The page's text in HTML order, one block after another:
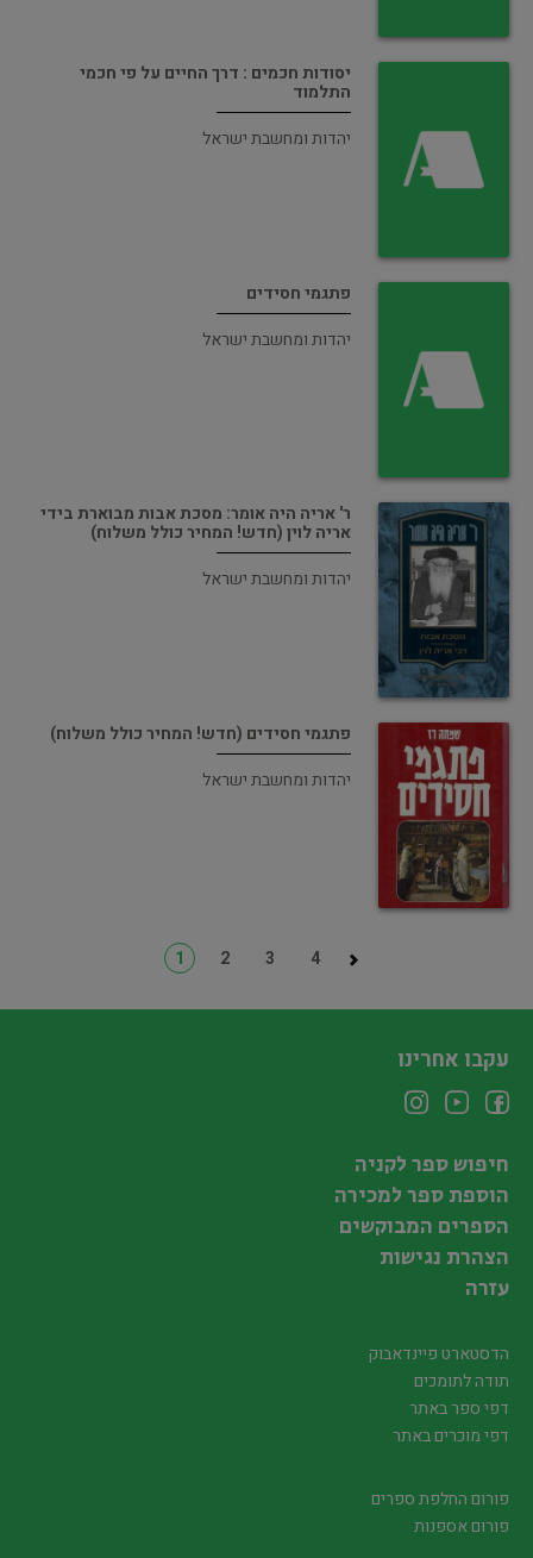
יסודות חכמים : דרך החיים על פי חכמי
התלמוד
יהדות ומחשבת ישראל
פתגמי חסידים
יהדות ומחשבת ישראל
ר' אריה היה אומר: מסכת אבות מבוארת בידי
אריה לוין (חדש! המחיר כולל משלוח)
יהדות ומחשבת ישראל
פתגמי חסידים (חדש! המחיר כולל משלוח)
יהדות ומחשבת ישראל
1 2 3 4
עקבו אחרינו
חיפוש ספר לקניה
הוספת ספר למכירה
הספרים המבוקשים
הצהרת נגישות
עזרה
הדסטארט פיינדאבוק
תודה לתומכים
דפי ספר באתר
דפי מוכרים באתר
פורום החלפת ספרים
פורום אספנות